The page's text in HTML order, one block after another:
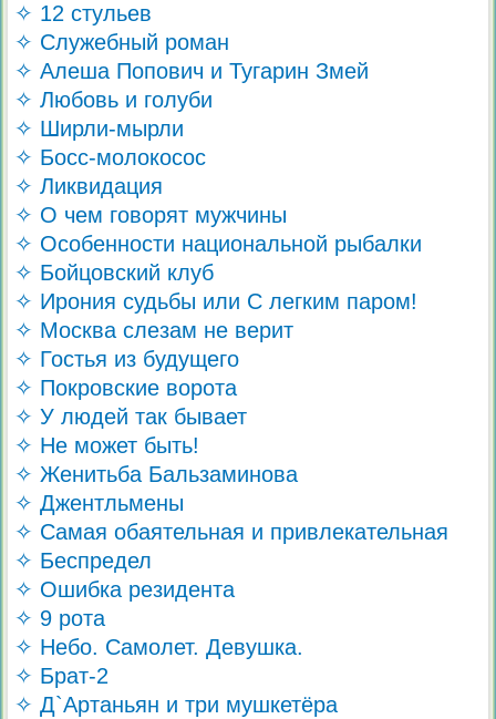
✧ 12 стульев
✧ Служебный роман
✧ Алеша Попович и Тугарин Змей
✧ Любовь и голуби
✧ Ширли-мырли
✧ Босс-молокосос
✧ Ликвидация
✧ О чем говорят мужчины
✧ Особенности национальной рыбалки
✧ Бойцовский клуб
✧ Ирония судьбы или С легким паром!
✧ Москва слезам не верит
✧ Гостья из будущего
✧ Покровские ворота
✧ У людей так бывает
✧ Не может быть!
✧ Женитьба Бальзаминова
✧ Джентльмены
✧ Самая обаятельная и привлекательная
✧ Беспредел
✧ Ошибка резидента
✧ 9 рота
✧ Небо. Самолет. Девушка.
✧ Брат-2
✧ Д`Артаньян и три мушкетёра